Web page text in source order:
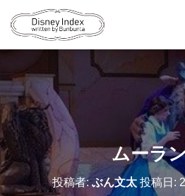
ムーラ
投稿者:ぶん文太 投稿日: